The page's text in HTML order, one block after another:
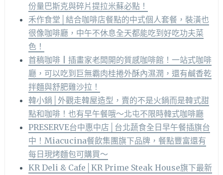
份量巴斯克與碎片提拉米蘇必點！
禾作食堂│結合咖啡店餐點的中式個人套餐，裝潢也
很像咖啡廳，中午不休息全天都能吃到好吃功夫菜
色！
首稿咖啡 | 插畫家老闆開的質感咖啡館！一站式咖啡
廳，可以吃到巨無霸肉桂捲外酥內濕潤，還有鹹香乾
拌麵與舒肥雞沙拉！
韓小鍋│外觀走韓屋造型，賣的不是火鍋而是韓式甜
點和咖啡！也有早午餐哦～北屯不限時韓式咖啡廳
PRESERVE台中惠中店│台北蔬食全日早午餐插旗台
中！Miacucina餐飲集團旗下品牌，餐點豐富還有
每日現烤麵包可購買～
KR Deli & Cafe│KR Prime Steak House旗下最新